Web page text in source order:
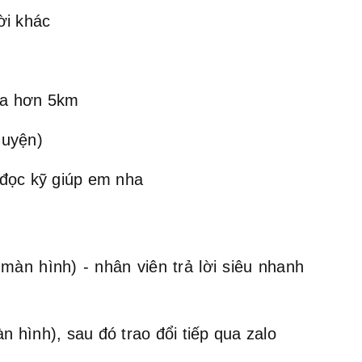
khác
hơn 5km
kỹ giúp em nha
hình) - nhân viên trả lời siêu nhanh
hình), sau đó trao đổi tiếp qua zalo